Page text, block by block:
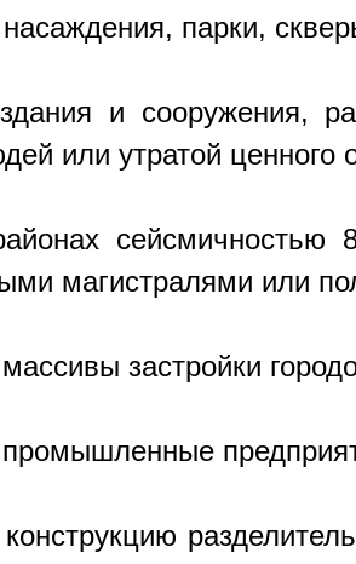
парки,
и сооружения,
или утратой ценного
сейсмичностью
магистралями или
застройки